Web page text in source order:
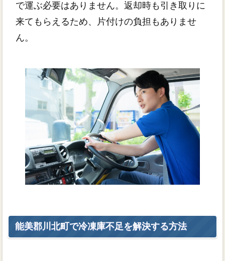
で運ぶ必要はありません。返却時も引き取りに
来てもらえるため、片付けの負担もありませ
ん。
能美郡川北町で冷凍庫不足を解決する方法